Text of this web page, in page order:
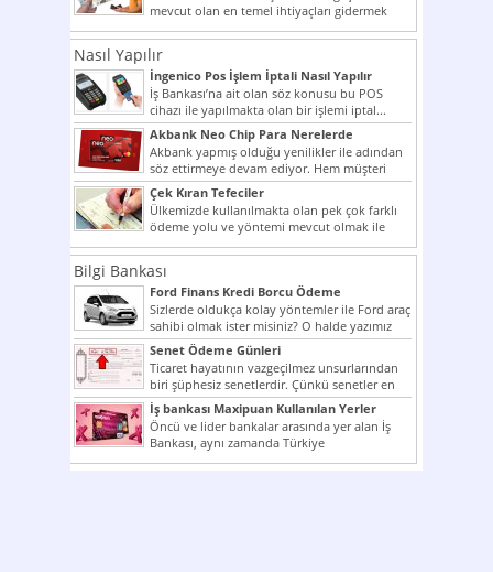
mevcut olan en temel ihtiyaçları gidermek
dahi son derece zor olmak...
Nasıl Yapılır
İngenico Pos İşlem İptali Nasıl Yapılır
İş Bankası’na ait olan söz konusu bu POS
cihazı ile yapılmakta olan bir işlemi iptal...
Akbank Neo Chip Para Nerelerde
Kullanılır?
Akbank yapmış olduğu yenilikler ile adından
söz ettirmeye devam ediyor. Hem müşteri
potansiyelini arttırmak hem...
Çek Kıran Tefeciler
Ülkemizde kullanılmakta olan pek çok farklı
ödeme yolu ve yöntemi mevcut olmak ile
beraber bunlar...
Bilgi Bankası
Ford Finans Kredi Borcu Ödeme
Sizlerde oldukça kolay yöntemler ile Ford araç
sahibi olmak ister misiniz? O halde yazımız
ilginizi...
Senet Ödeme Günleri
Ticaret hayatının vazgeçilmez unsurlarından
biri şüphesiz senetlerdir. Çünkü senetler en
çok kullanılan ödeme araçlarıdır. Taksitler...
İş bankası Maxipuan Kullanılan Yerler
Öncü ve lider bankalar arasında yer alan İş
Bankası, aynı zamanda Türkiye
Cumhuriyeti’nin ilk milli...